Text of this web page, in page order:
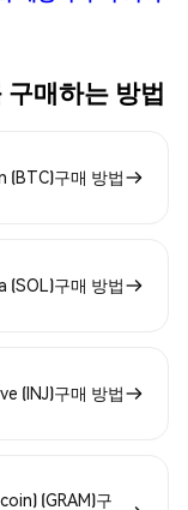
매하는 방법
(BTC)구매 방법
(SOL)구매 방법
(INJ)구매 방법
(GRAM)구